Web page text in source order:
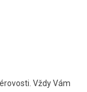
Vždy Vám